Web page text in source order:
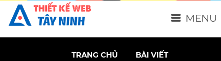
TRANG CHỦ BÀI VIẾT
MENU